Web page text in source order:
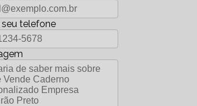
seu telefone